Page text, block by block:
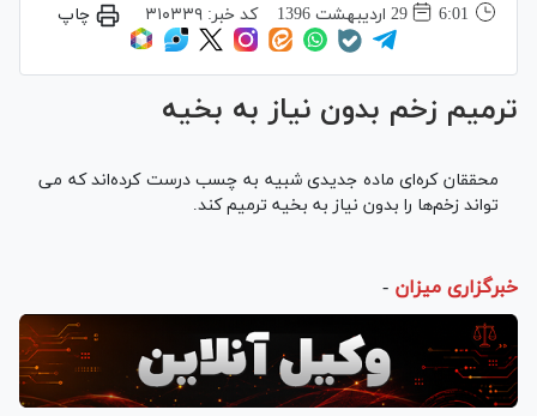
6:01
29 ارديبهشت 1396 کد خبر:۳۱۰۳۳۹ چاپ
ترمیم زخم بدون نیاز به بخیه
محققان کره‌ای ماده جدیدی شبیه به چسب درست کرده‌اند که می
تواند زخم‌ها را بدون نیاز به بخیه ترمیم کند.
خبرگزاری میزان -